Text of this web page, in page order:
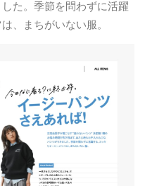
た。季節を問わずに活躍
、まちがいない服。